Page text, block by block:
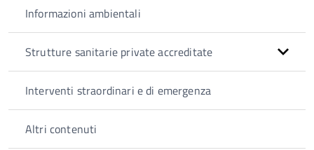
Informazioni ambientali
Strutture sanitarie private accreditate
Interventi straordinari e di emergenza
Altri contenuti